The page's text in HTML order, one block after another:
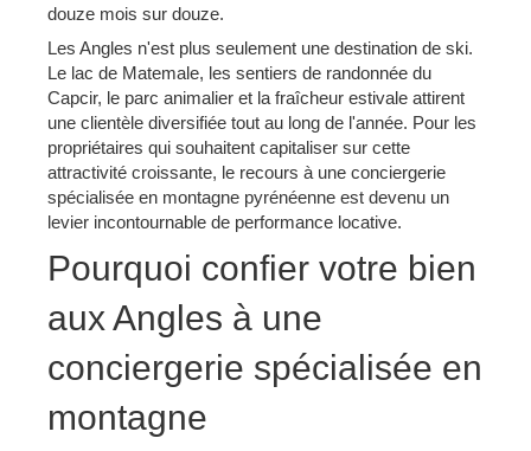
douze mois sur douze.
Les Angles n'est plus seulement une destination de ski.
Le lac de Matemale, les sentiers de randonnée du
Capcir, le parc animalier et la fraîcheur estivale attirent
une clientèle diversifiée tout au long de l'année. Pour les
propriétaires qui souhaitent capitaliser sur cette
attractivité croissante, le recours à une conciergerie
spécialisée en montagne pyrénéenne est devenu un
levier incontournable de performance locative.
Pourquoi confier votre bien
aux Angles à une
conciergerie spécialisée en
montagne